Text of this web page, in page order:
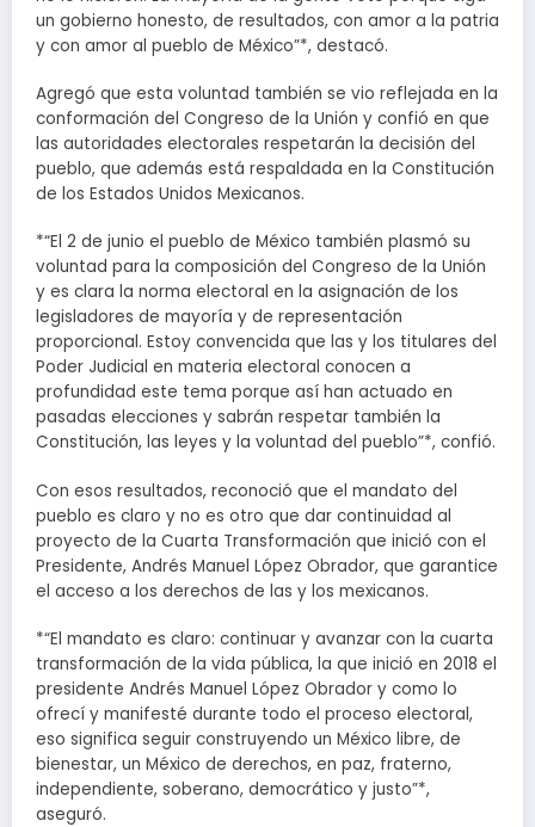
un gobierno honesto, de resultados, con amor a la patria
y con amor al pueblo de México”*, destacó.
Agregó que esta voluntad también se vio reflejada en la
conformación del Congreso de la Unión y confió en que
las autoridades electorales respetarán la decisión del
pueblo, que además está respaldada en la Constitución
de los Estados Unidos Mexicanos.
*“El 2 de junio el pueblo de México también plasmó su
voluntad para la composición del Congreso de la Unión
y es clara la norma electoral en la asignación de los
legisladores de mayoría y de representación
proporcional. Estoy convencida que las y los titulares del
Poder Judicial en materia electoral conocen a
profundidad este tema porque así han actuado en
pasadas elecciones y sabrán respetar también la
Constitución, las leyes y la voluntad del pueblo”*, confió.
Con esos resultados, reconoció que el mandato del
pueblo es claro y no es otro que dar continuidad al
proyecto de la Cuarta Transformación que inició con el
Presidente, Andrés Manuel López Obrador, que garantice
el acceso a los derechos de las y los mexicanos.
*“El mandato es claro: continuar y avanzar con la cuarta
transformación de la vida pública, la que inició en 2018 el
presidente Andrés Manuel López Obrador y como lo
ofrecí y manifesté durante todo el proceso electoral,
eso significa seguir construyendo un México libre, de
bienestar, un México de derechos, en paz, fraterno,
independiente, soberano, democrático y justo”*,
aseguró.